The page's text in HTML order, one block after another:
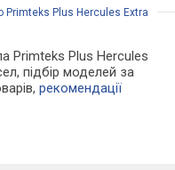
Primteks Plus Hercules Extra
Primteks Plus Hercules
підбір моделей за
рекомендації